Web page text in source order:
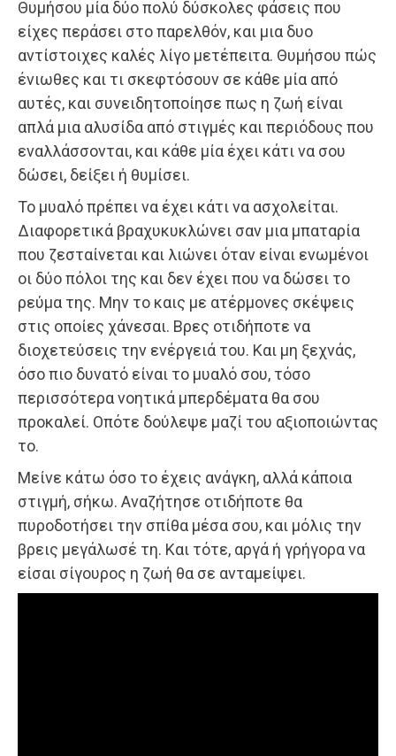
Θυμήσου μία δύο πολύ δύσκολες φάσεις που
είχες περάσει στο παρελθόν, και μια δυο
αντίστοιχες καλές λίγο μετέπειτα. Θυμήσου πώς
ένιωθες και τι σκεφτόσουν σε κάθε μία από
αυτές, και συνειδητοποίησε πως η ζωή είναι
απλά μια αλυσίδα από στιγμές και περιόδους που
εναλλάσσονται, και κάθε μία έχει κάτι να σου
δώσει, δείξει ή θυμίσει.
Το μυαλό πρέπει να έχει κάτι να ασχολείται.
Διαφορετικά βραχυκυκλώνει σαν μια μπαταρία
που ζεσταίνεται και λιώνει όταν είναι ενωμένοι
οι δύο πόλοι της και δεν έχει που να δώσει το
ρεύμα της. Μην το καις με ατέρμονες σκέψεις
στις οποίες χάνεσαι. Βρες οτιδήποτε να
διοχετεύσεις την ενέργειά του. Και μη ξεχνάς,
όσο πιο δυνατό είναι το μυαλό σου, τόσο
περισσότερα νοητικά μπερδέματα θα σου
προκαλεί. Οπότε δούλεψε μαζί του αξιοποιώντας
το.
Μείνε κάτω όσο το έχεις ανάγκη, αλλά κάποια
στιγμή, σήκω. Αναζήτησε οτιδήποτε θα
πυροδοτήσει την σπίθα μέσα σου, και μόλις την
βρεις μεγάλωσέ τη. Και τότε, αργά ή γρήγορα να
είσαι σίγουρος η ζωή θα σε ανταμείψει.